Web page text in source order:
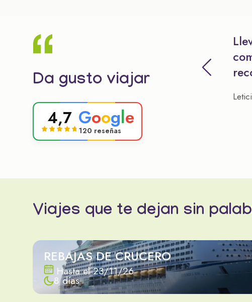
Da gusto viajar
4,7 Google
120 reseñas
Viajes que te dejan sin
REBAJAS DE CRUCERO
Hasta el 23/11/26
8 días